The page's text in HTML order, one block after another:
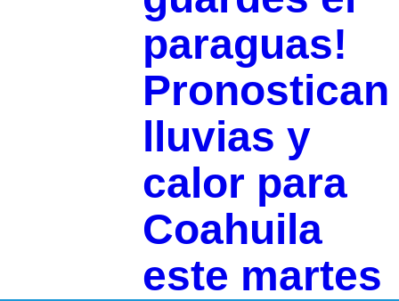
paraguas!
Pronostican
lluvias y
calor para
Coahuila
este martes